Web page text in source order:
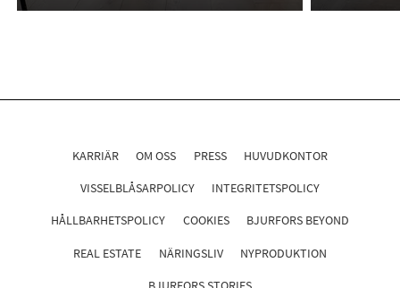
KARRIÄR OM OSS PRESS HUVUDKONTOR
VISSELBLÅSARPOLICY INTEGRITETSPOLICY
HÅLLBARHETSPOLICY COOKIES BJURFORS BEYOND
REAL ESTATE NÄRINGSLIV NYPRODUKTION